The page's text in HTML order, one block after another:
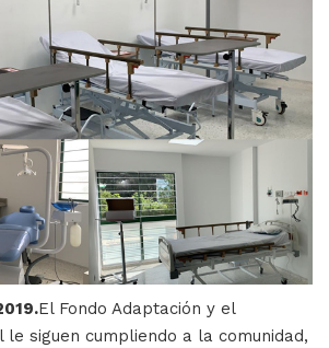
El Fondo Adaptación y el
le siguen cumpliendo a la comunidad,